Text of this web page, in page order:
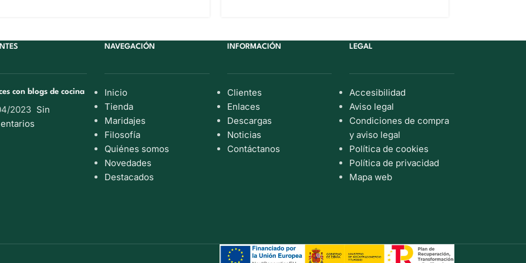
con blogs de cocina
2023 Sin
NAVEGACIÓN
Inicio
Tienda
Maridajes
Filosofía
Quiénes somos
Novedades
Destacados
INFORMACIÓN
Clientes
Enlaces
Descargas
Noticias
Contáctanos
LEGAL
Accesibilidad
Aviso legal
Condiciones de compra
y aviso legal
Política de cookies
Política de privacidad
Mapa web